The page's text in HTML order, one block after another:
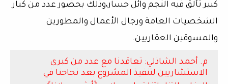
كبير تألق فيه النجم وائل جسار،وذلك بحضور عدد من كبار
الشخصيات العامة ورجال الأعمال والمطورين
والمسوقين العقاريين.
م. أحمد الشاذلي: تعاقدنا مع عدد من كبرى
الاستشاريين لتنفيذ المشروع بعد نجاحنا في